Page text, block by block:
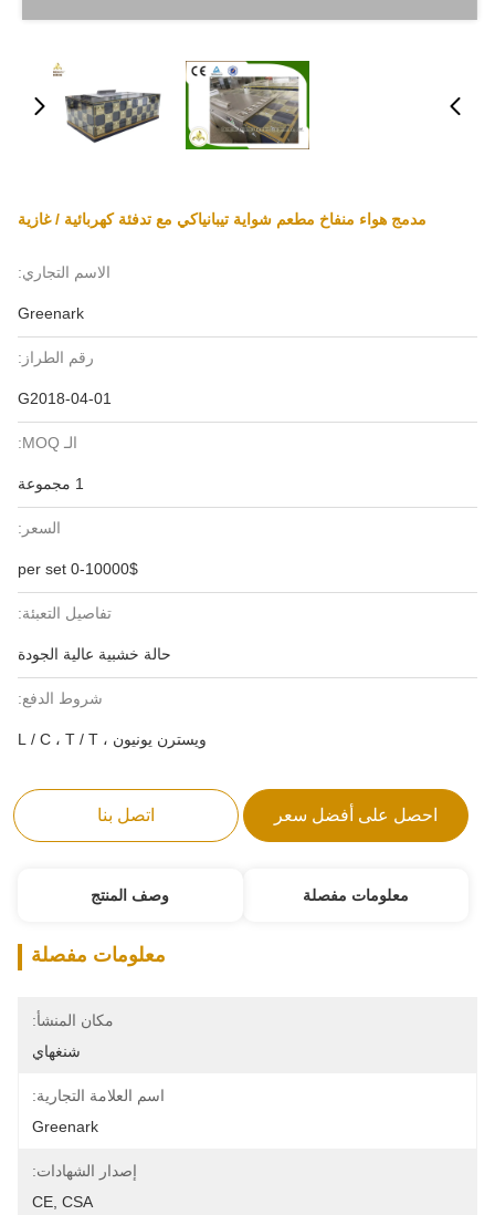
مدمج هواء منفاخ مطعم شواية تيبانياكي مع تدفئة كهربائية / غازية
الاسم التجاري:
Greenark
رقم الطراز:
G2018-04-01
الـ MOQ:
1 مجموعة
السعر:
0-10000$ per set
تفاصيل التعبئة:
حالة خشبية عالية الجودة
شروط الدفع:
ويسترن يونيون ، L / C ، T / T
احصل على أفضل سعر اتصل بنا
معلومات مفصلة وصف المنتج
معلومات مفصلة
مكان المنشأ:
شنغهاي
اسم العلامة التجارية:
Greenark
إصدار الشهادات:
CE, CSA